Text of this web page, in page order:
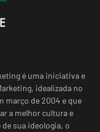
é uma iniciativa e
idealizada no
março de 2004 e que
a melhor cultura e
sua ideologia, o